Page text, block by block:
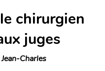
chirurgien
juges
Charles